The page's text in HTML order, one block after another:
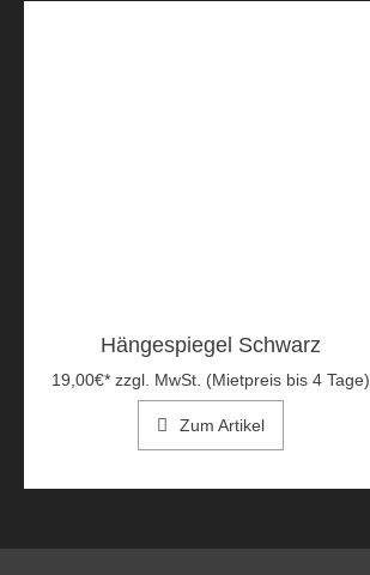
Hängespiegel Schwarz
19,00€* zzgl. MwSt. (Mietpreis bis 4 Tage)
Zum Artikel